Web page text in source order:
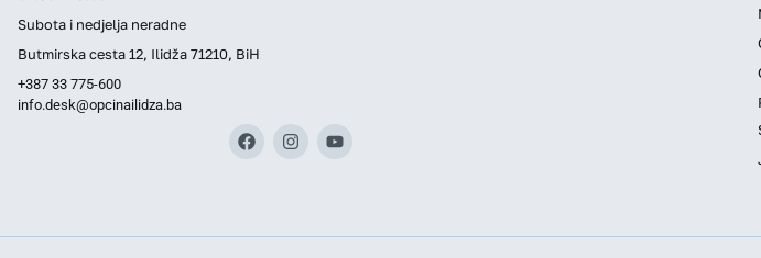
Subota i nedjelja neradne
Butmirska cesta 12, Ilidža 71210, BiH
+387 33 775-600
info.desk@opcinailidza.ba